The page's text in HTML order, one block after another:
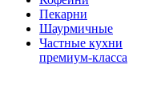
Пекарни
Шаурмичные
Частные кухни
премиум-класса